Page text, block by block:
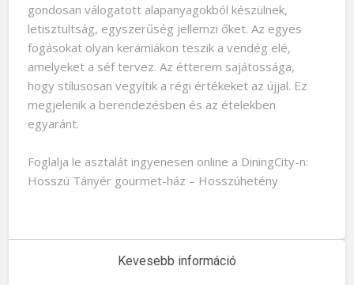
gondosan válogatott alapanyagokból készülnek,
letisztultság, egyszerűség jellemzi őket. Az egyes
fogásokat olyan kerámiákon teszik a vendég elé,
amelyeket a séf tervez. Az étterem sajátossága,
hogy stílusosan vegyítik a régi értékeket az újjal. Ez
megjelenik a berendezésben és az ételekben
egyaránt.
Foglalja le asztalát ingyenesen online a DiningCity-n:
Hosszú Tányér gourmet-ház – Hosszúhetény
Kevesebb információ